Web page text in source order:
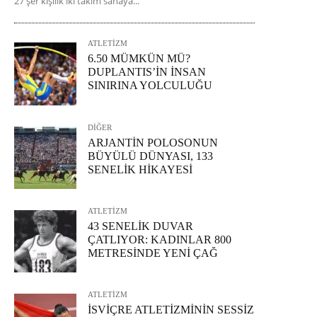
ATLETİZM
6.50 MÜMKÜN MÜ?
DUPLANTIS’İN İNSAN
SINIRINA YOLCULUĞU
DİĞER
ARJANTİN POLOSONUN
BÜYÜLÜ DÜNYASI, 133
SENELİK HİKAYESİ
ATLETİZM
43 SENELİK DUVAR
ÇATLIYOR: KADINLAR 800
METRESİNDE YENİ ÇAĞ
ATLETİZM
İSVİÇRE ATLETİZMİNİN SESSİZ